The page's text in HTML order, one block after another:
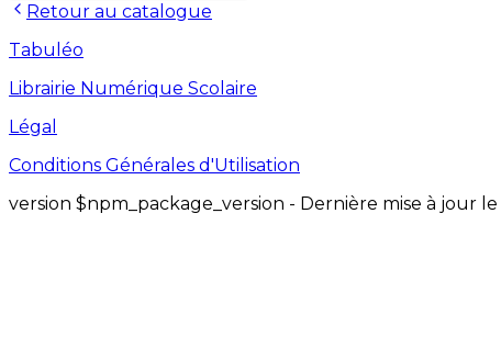
Retour au catalogue
Tabuléo
Librairie Numérique Scolaire
Légal
Conditions Générales d'Utilisation
version $npm_package_version - Dernière mise à jour le